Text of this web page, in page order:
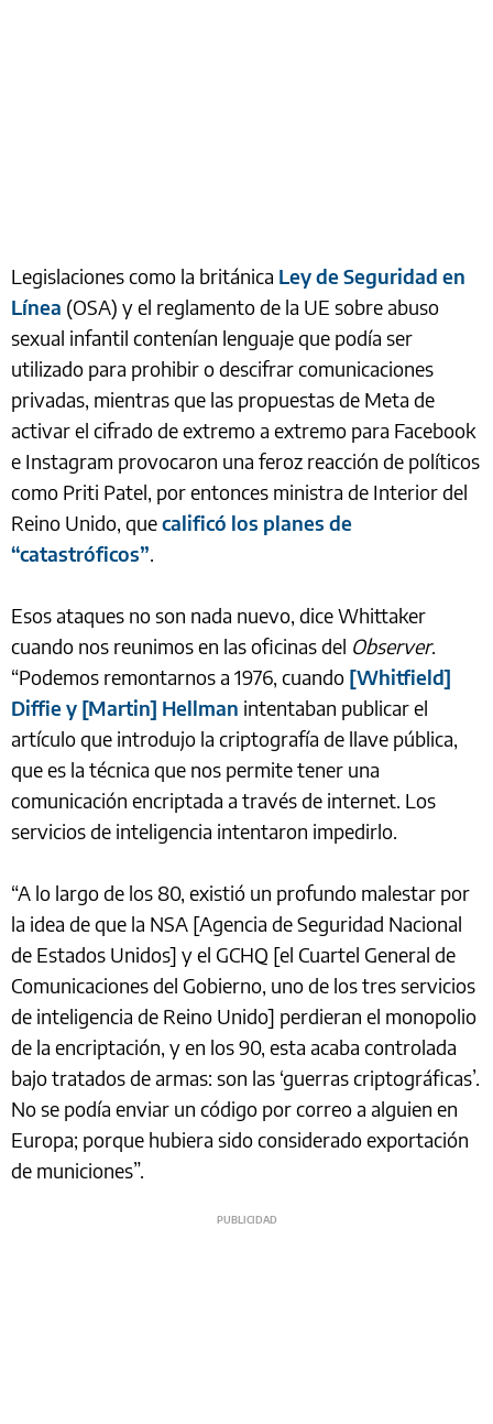
Legislaciones como la británica Ley de Seguridad en
Línea (OSA) y el reglamento de la UE sobre abuso
sexual infantil contenían lenguaje que podía ser
utilizado para prohibir o descifrar comunicaciones
privadas, mientras que las propuestas de Meta de
activar el cifrado de extremo a extremo para Facebook
e Instagram provocaron una feroz reacción de políticos
como Priti Patel, por entonces ministra de Interior del
Reino Unido, quecalificó los planes de
“catastróficos”.
Esos ataques no son nada nuevo, dice Whittaker
cuando nos reunimos en las oficinas del Observer.
“Podemos remontarnos a 1976, cuando [Whitfield]
Diffie y [Martin] Hellman intentaban publicar el
artículo que introdujo la criptografía de llave pública,
que es la técnica que nos permite tener una
comunicación encriptada a través de internet. Los
servicios de inteligencia intentaron impedirlo.
“A lo largo de los 80, existió un profundo malestar por
la idea de que la NSA [Agencia de Seguridad Nacional
de Estados Unidos] y el GCHQ [el Cuartel General de
Comunicaciones del Gobierno, uno de los tres servicios
de inteligencia de Reino Unido] perdieran el monopolio
de la encriptación, y en los 90, esta acaba controlada
bajo tratados de armas: son las ‘guerras criptográficas’.
No se podía enviar un código por correo a alguien en
Europa; porque hubiera sido considerado exportación
de municiones”.